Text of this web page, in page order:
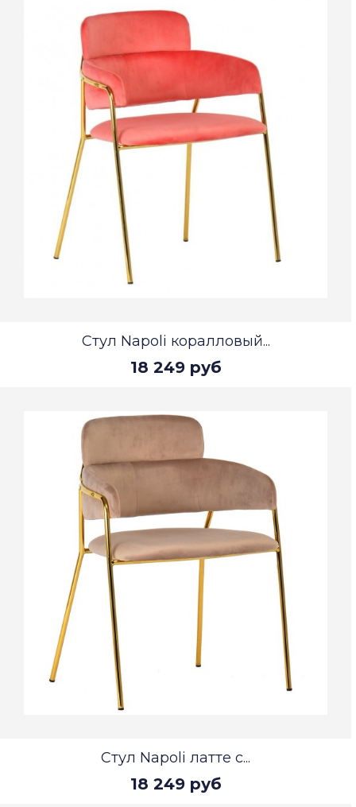
Стул Napoli коралловый...
18 249 руб
Стул Napoli латте с...
18 249 руб